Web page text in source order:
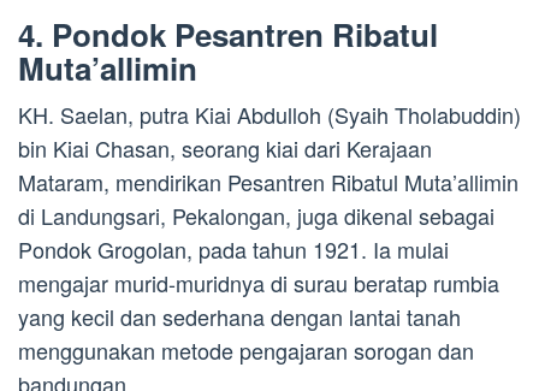
4. Pondok Pesantren Ribatul
Muta’allimin
KH. Saelan, putra Kiai Abdulloh (Syaih Tholabuddin)
bin Kiai Chasan, seorang kiai dari Kerajaan
Mataram, mendirikan Pesantren Ribatul Muta’allimin
di Landungsari, Pekalongan, juga dikenal sebagai
Pondok Grogolan, pada tahun 1921. Ia mulai
mengajar murid-muridnya di surau beratap rumbia
yang kecil dan sederhana dengan lantai tanah
menggunakan metode pengajaran sorogan dan
bandungan.